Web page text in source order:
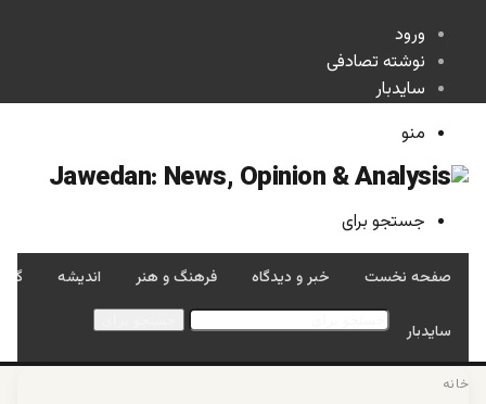
ورود
نوشته تصادفی
سایدبار
منو
جستجو برای
صفحه نخست خبر و دیدگاه فرهنگ و هنر اندیشه
سایدبار
خانه